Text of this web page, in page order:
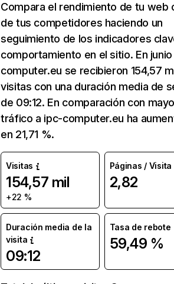
Compara el rendimiento de tu web
de tus competidores haciendo un
seguimiento de los indicadores
comportamiento en el sitio. En
computer.eu se recibieron 154,57
visitas con una duración media de
de 09:12. En comparación con
tráfico a ipc-computer.eu ha
en 21,71 %.
Visitas
154,57 mil
+22 %
Páginas / Visita
2,82
Duración media de la
visita
09:12
Tasa de rebote
59,49 %